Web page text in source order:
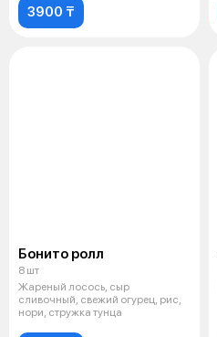
3900 ₸
Бонито ролл
8 шт
Жареный лосось, сыр
сливочный, свежий огурец, рис,
нори, стружка тунца